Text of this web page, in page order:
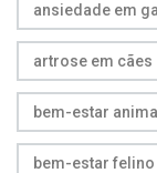
ansiedade em
artrose em cães
bem-estar animal
bem-estar felino